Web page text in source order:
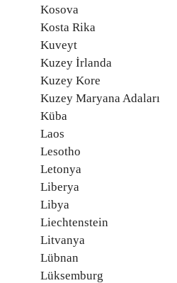
Kosova
Kosta Rika
Kuveyt
Kuzey İrlanda
Kuzey Kore
Kuzey Maryana Adaları
Küba
Laos
Lesotho
Letonya
Liberya
Libya
Liechtenstein
Litvanya
Lübnan
Lüksemburg